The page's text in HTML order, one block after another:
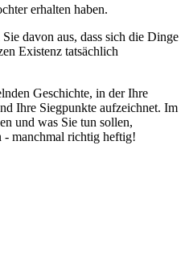
erhalten haben.
davon aus, dass sich die Dinge
Existenz tatsächlich
Geschichte, in der Ihre
Ihre Siegpunkte aufzeichnet. Im
und was Sie tun sollen,
- manchmal richtig heftig!